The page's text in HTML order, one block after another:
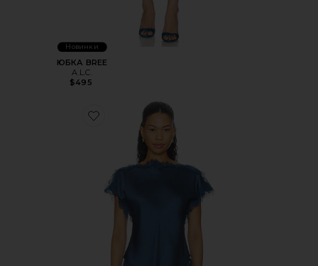
Новинки
ЮБКА BREE
A.L.C.
$495
Favorite ТОП LUNA